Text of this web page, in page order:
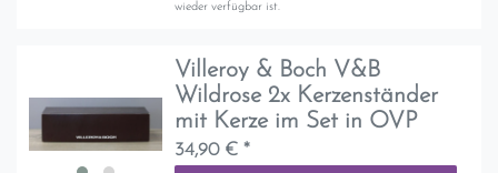
wieder verfügbar ist.
Villeroy & Boch V&B
Wildrose 2x Kerzenständer
mit Kerze im Set in OVP
34,90 € *